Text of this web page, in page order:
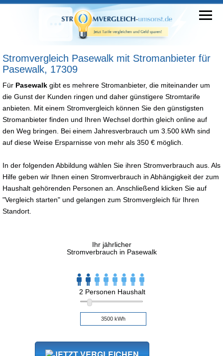
Stromvergleich Pasewalk mit Stromanbieter für
Pasewalk, 17309
Für Pasewalk gibt es mehrere Stromanbieter, die miteinander um
die Gunst der Kunden ringen und daher günstigere Stromtarife
anbieten. Mit einem Stromvergleich können Sie den günstigsten
Stromanbieter finden und Ihren Wechsel dorthin gleich online auf
den Weg bringen. Bei einem Jahresverbrauch um 3.500 kWh sind
auf diese Weise Ersparnisse von mehr als 350 € möglich.
In der folgenden Abbildung wählen Sie ihren Stromverbrauch aus. Als
Hilfe geben wir Ihnen einen Stromverbrauch in Abhängigkeit der zum
Haushalt gehörenden Personen an. Anschließend klicken Sie auf
"Vergleich starten" und gelangen zum Stromvergleich für Ihren
Standort.
Ihr jährlicher
Stromverbrauch in Pasewalk
2 Personen Haushalt